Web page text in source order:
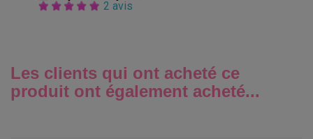
2 avis
Les clients qui ont acheté ce
produit ont également acheté...